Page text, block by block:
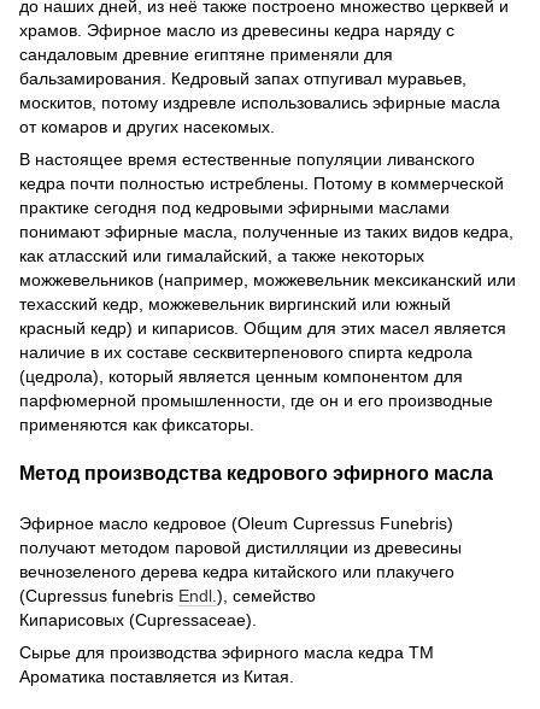
до наших дней, из неё также построено множество церквей и
храмов. Эфирное масло из древесины кедра наряду с
сандаловым древние египтяне применяли для
бальзамирования. Кедровый запах отпугивал муравьев,
москитов, потому издревле использовались эфирные масла
от комаров и других насекомых.
В настоящее время естественные популяции ливанского
кедра почти полностью истреблены. Потому в коммерческой
практике сегодня под кедровыми эфирными маслами
понимают эфирные масла, полученные из таких видов кедра,
как атласский или гималайский, а также некоторых
можжевельников (например, можжевельник мексиканский или
техасский кедр, можжевельник виргинский или южный
красный кедр) и кипарисов. Общим для этих масел является
наличие в их составе сесквитерпенового спирта кедрола
(цедрола), который является ценным компонентом для
парфюмерной промышленности, где он и его производные
применяются как фиксаторы.
Метод производства кедрового эфирного масла
Эфирное масло кедровое (Oleum Cupressus Funebris)
получают методом паровой дистилляции из древесины
вечнозеленого дерева кедра китайского или плакучего
(Cupressus funebris Endl. ), семейство
Кипарисовых (Cupressaceae).
Сырье для производства эфирного масла кедра ТМ
Ароматика поставляется из Китая.